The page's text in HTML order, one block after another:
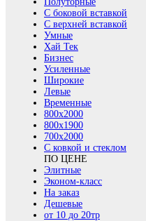
С боковой вставкой
С верхней вставкой
Умные
Хай Тек
Бизнес
Усиленные
Широкие
Левые
Временные
800х2000
800x1900
700x2000
С ковкой и стеклом
ПО ЦЕНЕ
Элитные
Эконом-класс
На заказ
Дешевые
от 10 до 20тр